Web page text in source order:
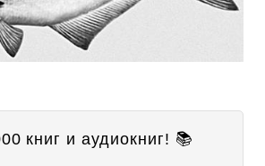
книг и аудиокниг! 📚